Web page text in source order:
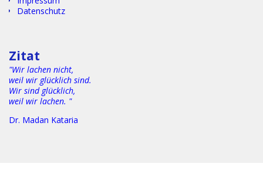
Datenschutz
Zitat
"Wir lachen nicht,
weil wir glücklich sind.
Wir sind glücklich,
weil wir lachen. "
Dr. Madan Kataria